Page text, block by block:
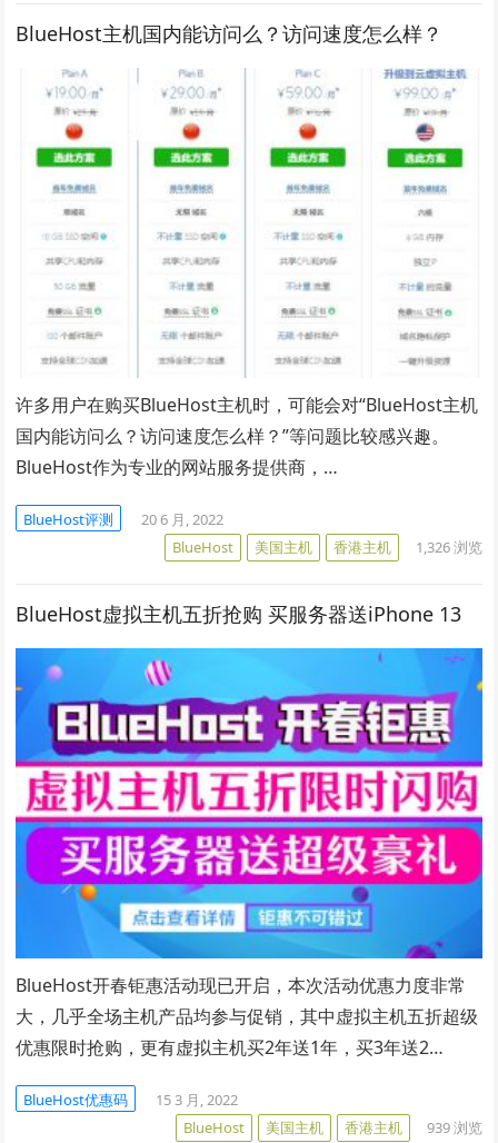
BlueHost主机国内能访问么？访问速度怎么样？
许多用户在购买BlueHost主机时，可能会对“BlueHost主机
国内能访问么？访问速度怎么样？”等问题比较感兴趣。
BlueHost作为专业的网站服务提供商，…
BlueHost评测
20 6 月, 2022
BlueHost
美国主机 香港主机 1,326浏览
BlueHost虚拟主机五折抢购 买服务器送iPhone 13
BlueHost开春钜惠活动现已开启，本次活动优惠力度非常
大，几乎全场主机产品均参与促销，其中虚拟主机五折超级
优惠限时抢购，更有虚拟主机买2年送1年，买3年送2…
BlueHost优惠码
15 3 月, 2022
BlueHost
美国主机 香港主机 939浏览